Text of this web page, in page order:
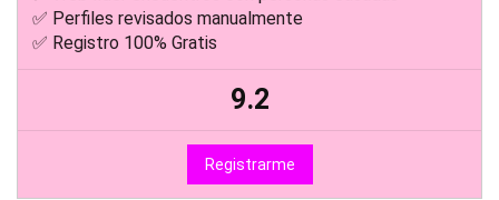
✅ Perfiles revisados manualmente
✅ Registro 100% Gratis
9.2
Registrarme